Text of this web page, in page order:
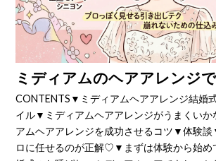
CONTENTS▼ミディアムヘアアレンジ結婚
イル▼ミディアムヘアアレンジがうまくい
アムヘアアレンジを成功させるコツ▼体験
ロに任せるのが正解♡▼まずは体験から始め